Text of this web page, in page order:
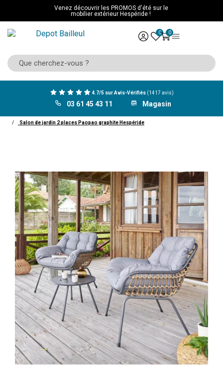
Venez découvrir les PROMOS d'été sur le
mobilier extérieur Hespéride !
0 0
4.7/5 sur Avis-Vérifiés (1417 avis)
03 61 45 43 11 Magasin
Salon de jardin 2 places Paopao graphite Hespéride